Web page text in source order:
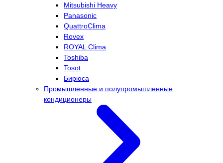
Mitsubishi Heavy
Panasonic
QuattroClima
Rovex
ROYAL Clima
Toshiba
Tosot
Бирюса
Промышленные и полупромышленные
кондиционеры